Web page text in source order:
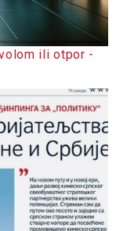
ili otpor -